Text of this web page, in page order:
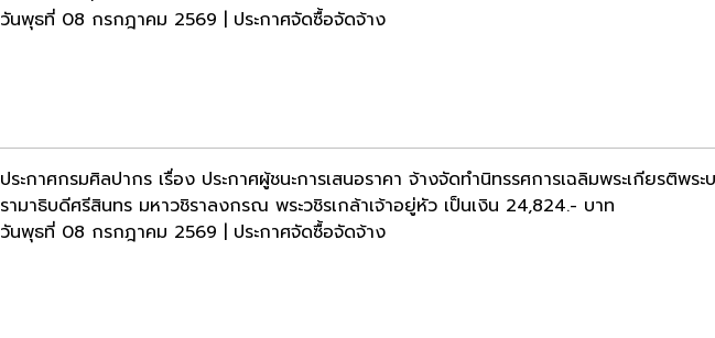
วันพุธที่ 08 กรกฎาคม 2569 | ประกาศจัดซื้อจัดจ้าง
ประกาศกรมศิลปากร เรื่อง ประกาศผู้ชนะการเสนอราคา จ้างจัดทำนิทรรศการเฉลิมพระเกียรติพระ
รามาธิบดีศรีสินทร มหาวชิราลงกรณ พระวชิรเกล้าเจ้าอยู่หัว เป็นเงิน 24,824.- บาท
วันพุธที่ 08 กรกฎาคม 2569 | ประกาศจัดซื้อจัดจ้าง